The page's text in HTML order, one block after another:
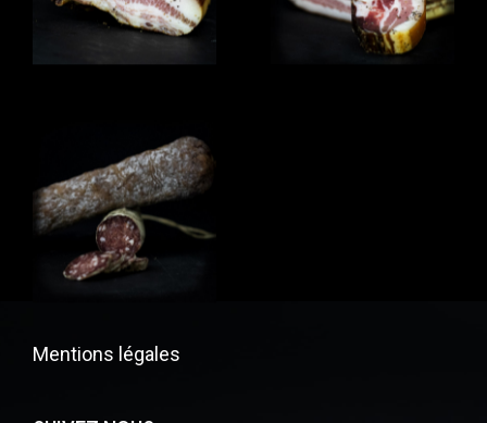
Mentions légales